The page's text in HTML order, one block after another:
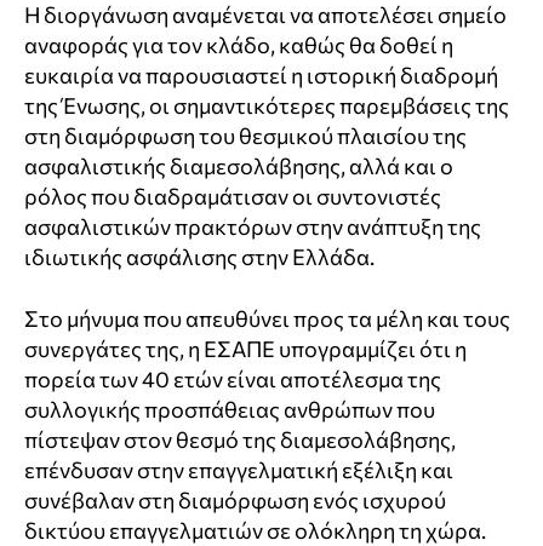
Η διοργάνωση αναμένεται να αποτελέσει σημείο
αναφοράς για τον κλάδο, καθώς θα δοθεί η
ευκαιρία να παρουσιαστεί η ιστορική διαδρομή
της Ένωσης, οι σημαντικότερες παρεμβάσεις της
στη διαμόρφωση του θεσμικού πλαισίου της
ασφαλιστικής διαμεσολάβησης, αλλά και ο
ρόλος που διαδραμάτισαν οι συντονιστές
ασφαλιστικών πρακτόρων στην ανάπτυξη της
ιδιωτικής ασφάλισης στην Ελλάδα.
Στο μήνυμα που απευθύνει προς τα μέλη και τους
συνεργάτες της, η ΕΣΑΠΕ υπογραμμίζει ότι η
πορεία των 40 ετών είναι αποτέλεσμα της
συλλογικής προσπάθειας ανθρώπων που
πίστεψαν στον θεσμό της διαμεσολάβησης,
επένδυσαν στην επαγγελματική εξέλιξη και
συνέβαλαν στη διαμόρφωση ενός ισχυρού
δικτύου επαγγελματιών σε ολόκληρη τη χώρα.